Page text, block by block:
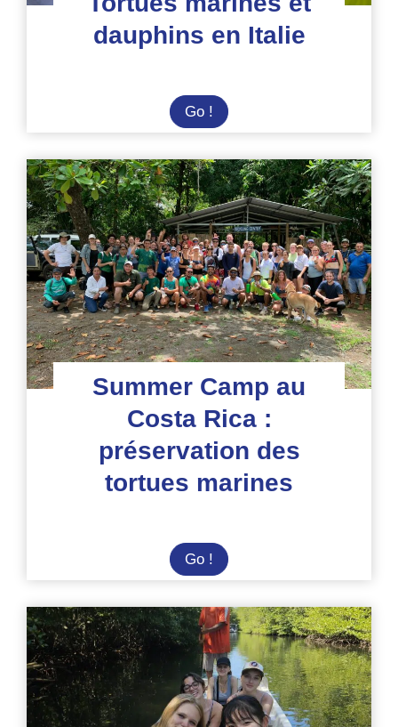
dauphins en Italie
Go ! Tortues
marines
dauphins
en
Italie
Summer Camp au
Costa Rica :
préservation des
tortues marines
Go ! Summer
Camp
au
Costa
Rica
:
préservation
des